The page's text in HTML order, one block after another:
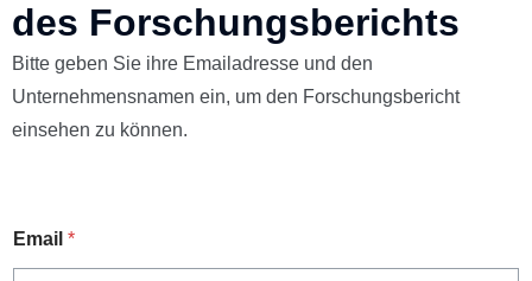
des Forschungsberichts
Bitte geben Sie ihre Emailadresse und den
Unternehmensnamen ein, um den Forschungsbericht
einsehen zu können.
Email *